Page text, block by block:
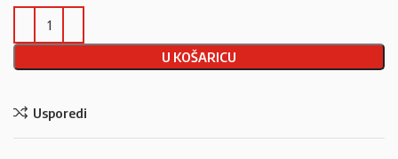
U KOŠARICU
Usporedi